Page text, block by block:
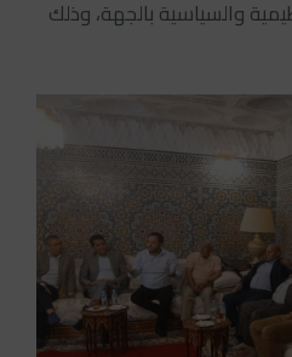
والسياسية بالجهة، وذلك